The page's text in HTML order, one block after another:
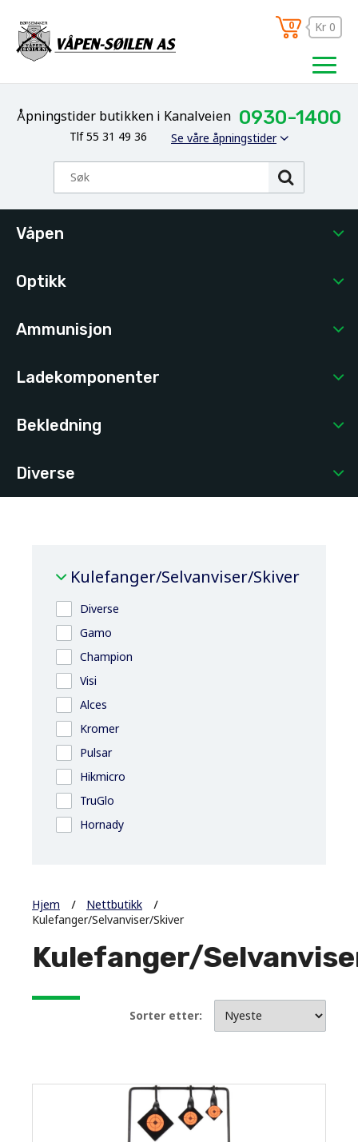
Åpningstider butikken i Kanalveien 0930-1400
Tlf 55 31 49 36 Se våre åpningstider
0 Kr 0
Våpen
Optikk
Ammunisjon
Ladekomponenter
Bekledning
Diverse
Kulefanger/Selvanviser/Skiver
Diverse
Gamo
Champion
Visi
Alces
Kromer
Pulsar
Hikmicro
TruGlo
Hornady
Hjem
Nettbutikk
Kulefanger/Selvanviser/Skiver
Kulefanger/
Sorter etter: